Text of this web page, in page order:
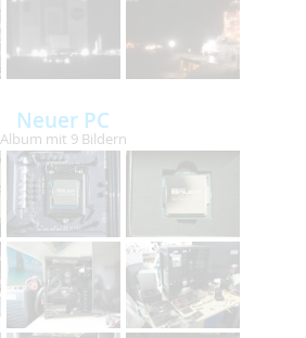
Neuer PC
Album mit 9 Bildern